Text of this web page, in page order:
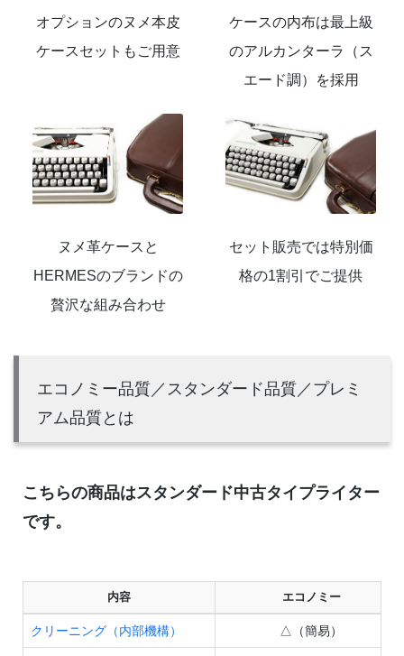
オプションのヌメ本皮
ケースセットもご用意
ケースの内布は最上級
のアルカンターラ（ス
エード調）を採用
ヌメ革ケースと
HERMESのブランドの
贅沢な組み合わせ
セット販売では特別価
格の1割引でご提供
エコノミー品質／スタンダード品質／プレミ
アム品質とは
こちらの商品はスタンダード中古タイプライター
です。
内容 エコノミー
クリーニング（内部機構） △（簡易）